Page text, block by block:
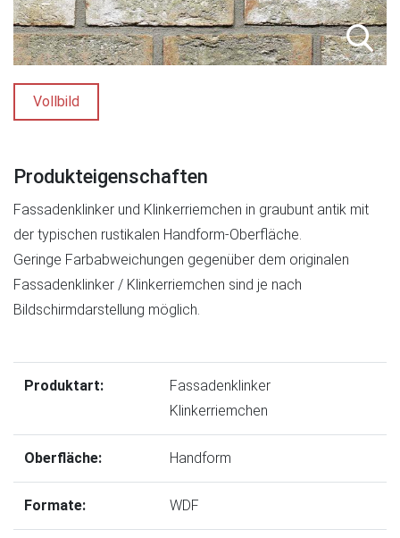
Vollbild
Produkteigenschaften
Fassadenklinker und Klinkerriemchen in graubunt antik mit
der typischen rustikalen Handform-Oberfläche.
Geringe Farbabweichungen gegenüber dem originalen
Fassadenklinker / Klinkerriemchen sind je nach
Bildschirmdarstellung möglich.
Produktart:
Fassadenklinker
Klinkerriemchen
Oberfläche: Handform
Formate: WDF